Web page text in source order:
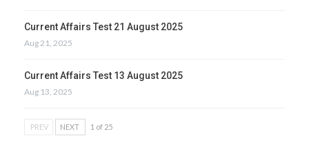
Current Affairs Test 21 August 2025
Aug 21, 2025
Current Affairs Test 13 August 2025
Aug 13, 2025
PREV NEXT 1 of 25